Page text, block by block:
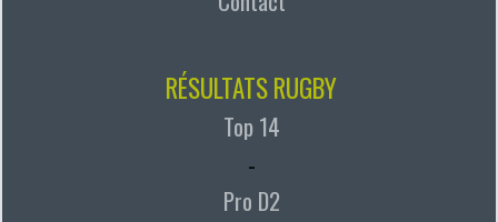
RÉSULTATS RUGBY
Top 14
-
Pro D2